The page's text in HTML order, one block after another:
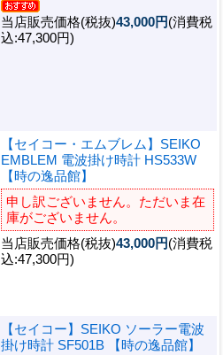
当店販売価格(税抜)43,000円(消費税
込:47,300円)
【セイコー・エムブレム】SEIKO
EMBLEM 電波掛け時計 HS533W
【時の逸品館】
申し訳ございません。ただいま在
庫がございません。
当店販売価格(税抜)43,000円(消費税
込:47,300円)
【セイコー】SEIKO ソーラー電波
掛け時計 SF501B 【時の逸品館】